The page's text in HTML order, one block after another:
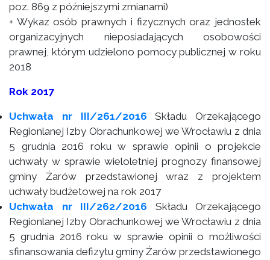
poz. 869 z późniejszymi zmianami)
+ Wykaz osób prawnych i fizycznych oraz jednostek
organizacyjnych nieposiadających osobowości
prawnej, którym udzielono pomocy publicznej w roku
2018
Rok 2017
Uchwała nr III/261/2016 Składu Orzekającego
Regionlanej Izby Obrachunkowej we Wrocławiu z dnia
5 grudnia 2016 roku w sprawie opinii o projekcie
uchwały w sprawie wieloletniej prognozy finansowej
gminy Żarów przedstawionej wraz z projektem
uchwały budżetowej na rok 2017
Uchwała nr III/262/2016 Składu Orzekającego
Regionlanej Izby Obrachunkowej we Wrocławiu z dnia
5 grudnia 2016 roku w sprawie opinii o możliwości
sfinansowania defizytu gminy Żarów przedstawionego